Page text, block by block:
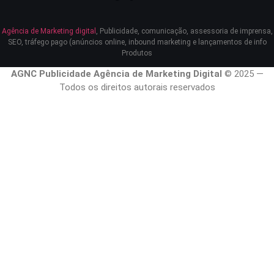
Agência de Marketing digital
, Publicidade, comunicação, assessoria de imprensa,
SEO, tráfego pago (anúncios online, inbound marketing e lançamentos de info
Produtos
AGNC Publicidade Agência de Marketing Digital © 2025 —
Todos os direitos autorais reservados